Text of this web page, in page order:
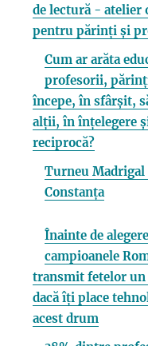
de lectură - atelier
pentru părinți și
Cum ar arăta
profesorii,
începe, în sfârșit,
alții, în înțelegere
reciprocă?
Turneu Madrigal
Constanța
Înainte de
campioanele
transmit fetelor
dacă îți place
acest drum